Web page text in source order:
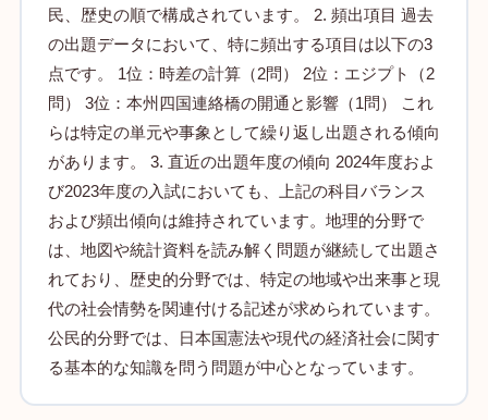
民、歴史の順で構成されています。 2. 頻出項目 過去
の出題データにおいて、特に頻出する項目は以下の3
点です。 1位：時差の計算（2問） 2位：エジプト（2
問） 3位：本州四国連絡橋の開通と影響（1問） これ
らは特定の単元や事象として繰り返し出題される傾向
があります。 3. 直近の出題年度の傾向 2024年度およ
び2023年度の入試においても、上記の科目バランス
および頻出傾向は維持されています。地理的分野で
は、地図や統計資料を読み解く問題が継続して出題さ
れており、歴史的分野では、特定の地域や出来事と現
代の社会情勢を関連付ける記述が求められています。
公民的分野では、日本国憲法や現代の経済社会に関す
る基本的な知識を問う問題が中心となっています。